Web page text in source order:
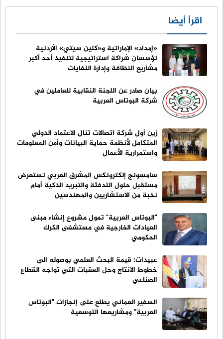
اقرأ أيضا
«إمداد» الإماراتية و«كلين سيتي» الأردنية
تؤسسان شراكة استراتيجية لتنفيذ أحد أكبر
مشاريع النظافة وإدارة النفايات
بيان صادر عن اللجنة النقابية للعاملين في
شركة البوتاس العربية
زين أول شركة اتصالات تنال الاعتماد الدولي
المتكامل لأنظمة حماية البيانات وأمن المعلومات
واستمرارية الأعمال
سامسونج إلكترونكس المشرق العربي تستعرض
مستقبل حلول التدفئة والتبريد الذكية أمام
نخبة من الاستشاريين والمهندسين
"البوتاس العربية" تمول مشروع إنشاء مبنى
العيادات الخارجية في مستشفى الكرك
الحكومي
عبيدات: قيمة البحث العلمي بوصوله الى
خطوط الانتاج وحل العقبات التي تواجه القطاع
الصناعي
السفير العُماني يطلع على إنجازات "البوتاس
العربية" ومشاريعها التوسعية